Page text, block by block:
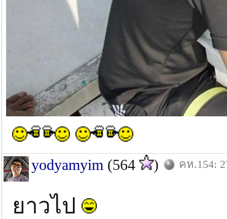
yodyamyim (564 ) คห.154:
ยาวไป